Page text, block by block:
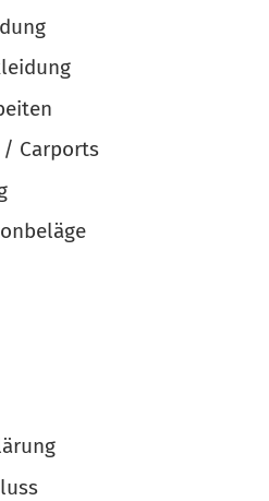
/ Carports